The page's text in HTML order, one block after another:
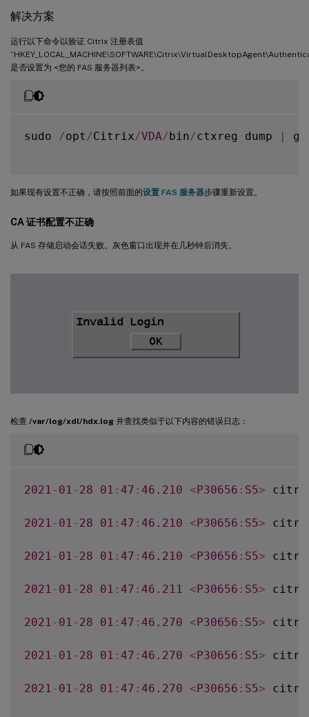
解决方案
运行以下命令以验证 Citrix 注册表值
是否设置为 <您的 FAS 服务器列表>。
sudo /opt /Citrix/VDA/bin/ctxreg dump |
如果现有设置不正确，请按照前面的设置 FAS 服务器步骤重新设置。
CA 证书配置不正确
从 FAS 存储启动会话失败。灰色窗口出现并在几秒钟后消失。
检查 /var/log/xdl/hdx.log 并查找类似于以下内容的错误日志：
2021 - 01 - 28 01 : 47 : 46.210 < P30656 : S5>
2021 - 01 - 28 01 : 47 : 46.210 < P30656 : S5>
2021 - 01 - 28 01 : 47 : 46.210 < P30656 : S5>
2021 - 01 - 28 01 : 47 : 46.211 < P30656 : S5>
2021 - 01 - 28 01 : 47 : 46.270 < P30656 : S5>
2021 - 01 - 28 01 : 47 : 46.270 < P30656 : S5>
2021 - 01 - 28 01 : 47 : 46.270 < P30656 : S5>